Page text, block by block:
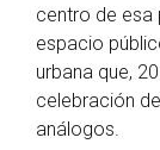
centro de esa
espacio
urbana que,
celebración
análogos.